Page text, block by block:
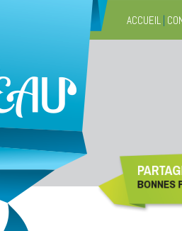
ACCUEIL |